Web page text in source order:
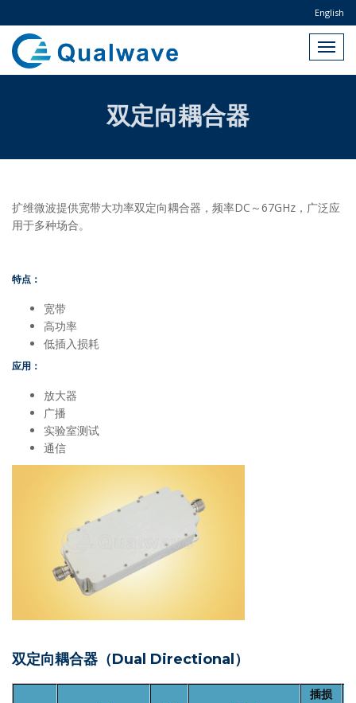
English
双定向耦合器
扩维微波提供宽带大功率双定向耦合器，频率DC～67GHz，广泛应
用于多种场合。
特点：
宽带
高功率
低插入损耗
应用：
放大器
广播
实验室测试
通信
双定向耦合器（Dual Directional）
插损